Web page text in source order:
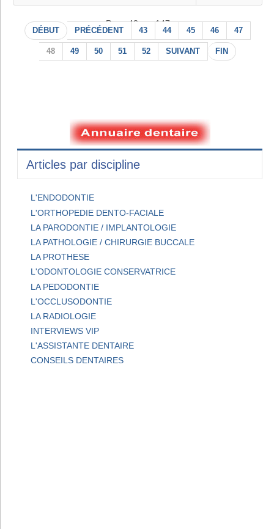
Page 48 sur 147
DÉBUT PRÉCÉDENT 43 44 45 46 47
48 49 50 51 52 SUIVANT FIN
Articles par discipline
L'ENDODONTIE
L'ORTHOPEDIE DENTO-FACIALE
LA PARODONTIE / IMPLANTOLOGIE
LA PATHOLOGIE / CHIRURGIE BUCCALE
LA PROTHESE
L'ODONTOLOGIE CONSERVATRICE
LA PEDODONTIE
L'OCCLUSODONTIE
LA RADIOLOGIE
INTERVIEWS VIP
L'ASSISTANTE DENTAIRE
CONSEILS DENTAIRES